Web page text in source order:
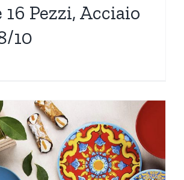
16 Pezzi, Acciaio
10